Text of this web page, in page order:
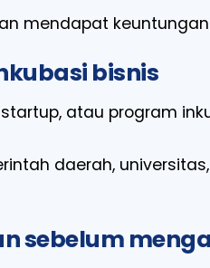
mendapat
bisnis
atau program
daerah,
sebelum